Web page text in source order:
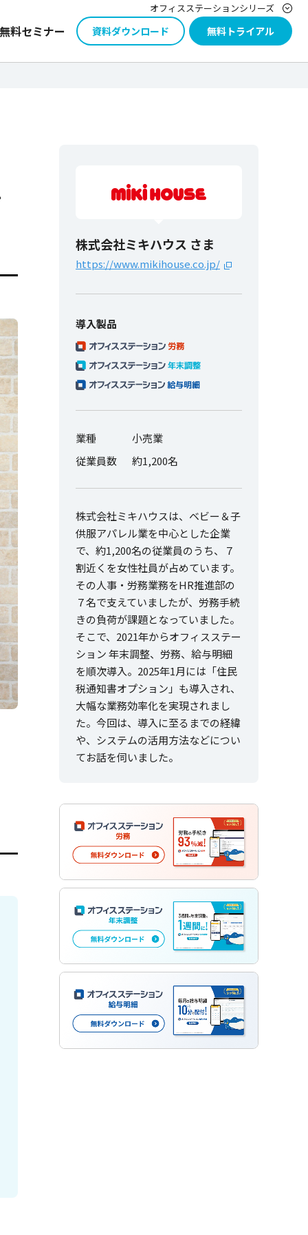
無料セミナー 資料ダウンロード 無料トライアル
オフィスステーションシリーズ
株式会社ミキハウス さま
https://www.mikihouse.co.jp/
導入製品
業種
小売業
従業員数
約1,200名
株式会社ミキハウスは、ベビー＆子
供服アパレル業を中心とした企業
で、約1,200名の従業員のうち、７
割近くを女性社員が占めています。
その人事・労務業務をHR推進部の
７名で支えていましたが、労務手続
きの負荷が課題となっていました。
そこで、2021年からオフィスステー
ション 年末調整、労務、給与明細
を順次導入。2025年1月には「住民
税通知書オプション」も導入され、
大幅な業務効率化を実現されまし
た。今回は、導入に至るまでの経緯
や、システムの活用方法などについ
てお話を伺いました。